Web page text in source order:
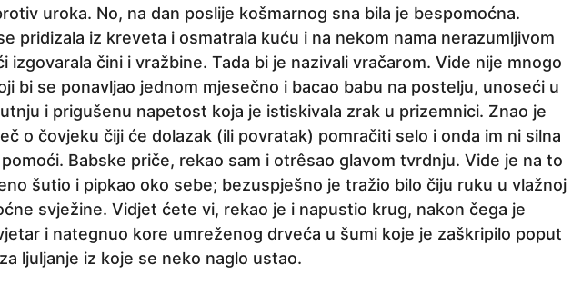
uroka. No, na dan poslije košmarnog sna bila je bespomoćna.
pridizala iz kreveta i osmatrala kuću i na nekom nama nerazumljivom
izgovarala čini i vražbine. Tada bi je nazivali vračarom. Vide nije mnogo
bi se ponavljao jednom mjesečno i bacao babu na postelju, unoseći u
i prigušenu napetost koja je istiskivala zrak u prizemnici. Znao je
o čovjeku čiji će dolazak (ili povratak) pomračiti selo i onda im ni silna
Babske priče, rekao sam i otrêsao glavom tvrdnju. Vide je na to
šutio i pipkao oko sebe; bezuspješno je tražio bilo čiju ruku u vlažnoj
svježine. Vidjet ćete vi, rekao je i napustio krug, nakon čega je
i nategnuo kore umreženog drveća u šumi koje je zaškripilo poput
ljuljanje iz koje se neko naglo ustao.